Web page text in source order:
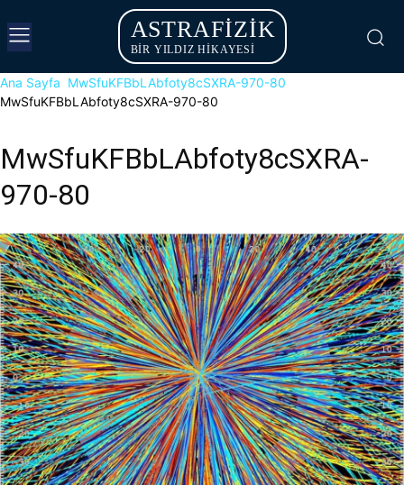
ASTRAFIZIK
BİR YILDIZ HİKAYESİ
Ana Sayfa MwSfuKFBbLAbfoty8cSXRA-970-80
MwSfuKFBbLAbfoty8cSXRA-970-80
MwSfuKFBbLAbfoty8cSXRA-
970-80